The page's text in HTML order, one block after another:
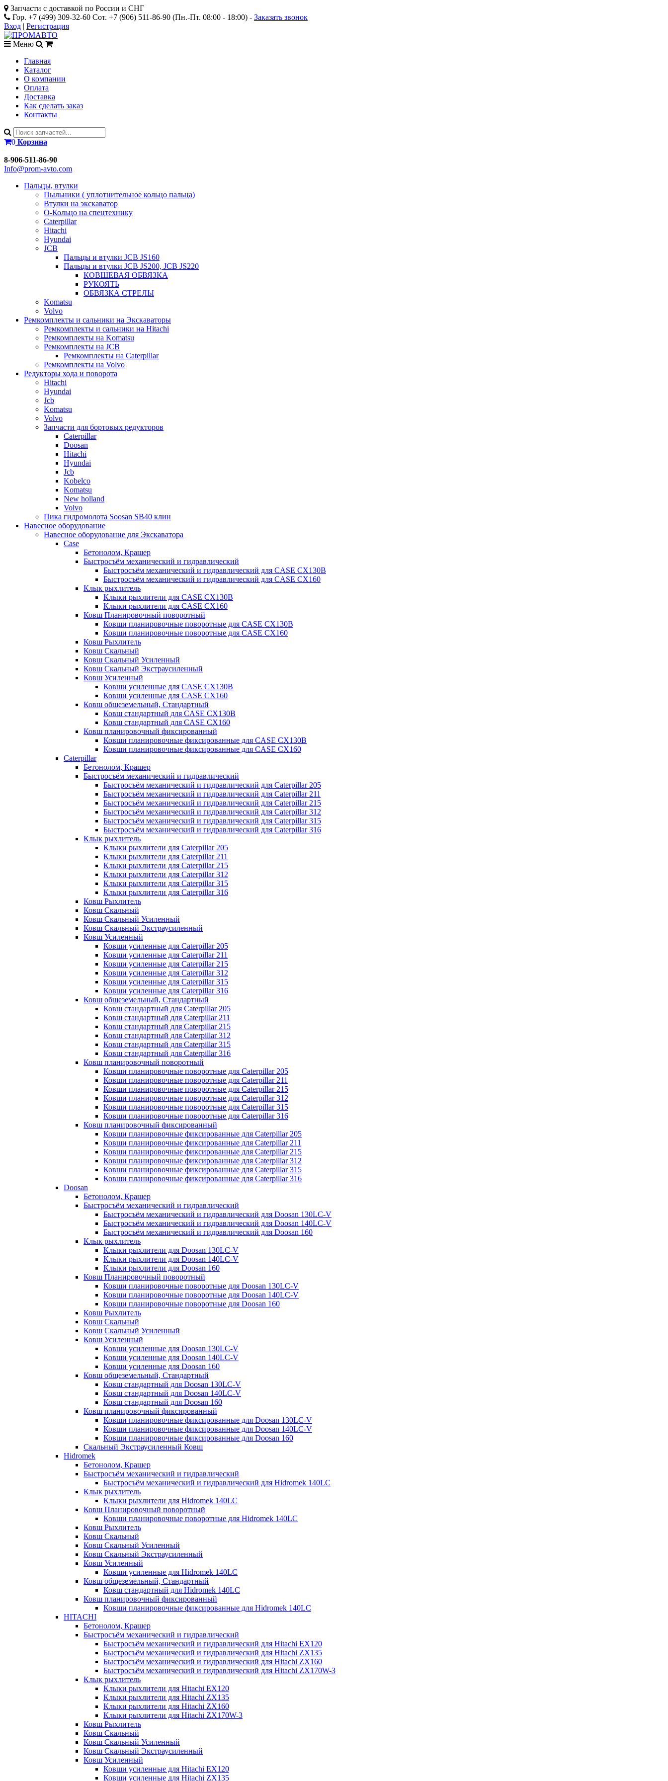
Запчасти с доставкой по России и СНГ
Гор. +7 (499) 309-32-60 Сот. +7 (906) 511-86-90 (Пн.-Пт. 08:00 - 18:00) - Заказать звонок
Вход | Регистрация
Меню
Главная
Каталог
О компании
Оплата
Доставка
Как сделать заказ
Контакты
0 Корзина
8-906-511-86-90
Info@prom-avto.com
Пальцы, втулки
Пыльники ( уплотнительное кольцо пальца)
Втулки на экскаватор
О-Кольцо на спецтехнику
Caterpillar
Hitachi
Hyundai
JCB
Пальцы и втулки JCB JS160
Пальцы и втулки JCB JS200, JCB JS220
КОВШЕВАЯ ОБВЯЗКА
РУКОЯТЬ
ОБВЯЗКА СТРЕЛЫ
Komatsu
Volvo
Ремкомплекты и сальники на Экскаваторы
Ремкомплекты и сальники на Hitachi
Ремкомплекты на Komatsu
Ремкомплекты на JCB
Ремкомплекты на Caterpillar
Ремкомплекты на Volvo
Редукторы хода и поворота
Hitachi
Hyundai
Jcb
Komatsu
Volvo
Запчасти для бортовых редукторов
Caterpillar
Doosan
Hitachi
Hyundai
Jcb
Kobelco
Komatsu
New holland
Volvo
Пика гидромолота Soosan SB40 клин
Навесное оборудование
Навесное оборудование для Экскаватора
Case
Бетонолом, Крашер
Быстросъём механический и гидравлический
Быстросъём механический и гидравлический для CASE CX130B
Быстросъём механический и гидравлический для CASE CX160
Клык рыхлитель
Клыки рыхлители для CASE CX130B
Клыки рыхлители для CASE CX160
Ковш Планировочный поворотный
Ковши планировочные поворотные для CASE CX130B
Ковши планировочные поворотные для CASE CX160
Ковш Рыхлитель
Ковш Скальный
Ковш Скальный Усиленный
Ковш Скальный Экстраусиленный
Ковш Усиленный
Ковши усиленные для CASE CX130B
Ковши усиленные для CASE CX160
Ковш общеземельный, Стандартный
Ковш стандартный для CASE CX130B
Ковш стандартный для CASE CX160
Ковш планировочный фиксированный
Ковши планировочные фиксированные для CASE CX130B
Ковши планировочные фиксированные для CASE CX160
Caterpillar
Бетонолом, Крашер
Быстросъём механический и гидравлический
Быстросъём механический и гидравлический для Caterpillar 205
Быстросъём механический и гидравлический для Caterpillar 211
Быстросъём механический и гидравлический для Caterpillar 215
Быстросъём механический и гидравлический для Caterpillar 312
Быстросъём механический и гидравлический для Caterpillar 315
Быстросъём механический и гидравлический для Caterpillar 316
Клык рыхлитель
Клыки рыхлители для Caterpillar 205
Клыки рыхлители для Caterpillar 211
Клыки рыхлители для Caterpillar 215
Клыки рыхлители для Caterpillar 312
Клыки рыхлители для Caterpillar 315
Клыки рыхлители для Caterpillar 316
Ковш Рыхлитель
Ковш Скальный
Ковш Скальный Усиленный
Ковш Скальный Экстраусиленный
Ковш Усиленный
Ковши усиленные для Caterpillar 205
Ковши усиленные для Caterpillar 211
Ковши усиленные для Caterpillar 215
Ковши усиленные для Caterpillar 312
Ковши усиленные для Caterpillar 315
Ковши усиленные для Caterpillar 316
Ковш общеземельный, Стандартный
Ковш стандартный для Caterpillar 205
Ковш стандартный для Caterpillar 211
Ковш стандартный для Caterpillar 215
Ковш стандартный для Caterpillar 312
Ковш стандартный для Caterpillar 315
Ковш стандартный для Caterpillar 316
Ковш планировочный поворотный
Ковши планировочные поворотные для Caterpillar 205
Ковши планировочные поворотные для Caterpillar 211
Ковши планировочные поворотные для Caterpillar 215
Ковши планировочные поворотные для Caterpillar 312
Ковши планировочные поворотные для Caterpillar 315
Ковши планировочные поворотные для Caterpillar 316
Ковш планировочный фиксированный
Ковши планировочные фиксированные для Caterpillar 205
Ковши планировочные фиксированные для Caterpillar 211
Ковши планировочные фиксированные для Caterpillar 215
Ковши планировочные фиксированные для Caterpillar 312
Ковши планировочные фиксированные для Caterpillar 315
Ковши планировочные фиксированные для Caterpillar 316
Doosan
Бетонолом, Крашер
Быстросъём механический и гидравлический
Быстросъём механический и гидравлический для Doosan 130LC-V
Быстросъём механический и гидравлический для Doosan 140LC-V
Быстросъём механический и гидравлический для Doosan 160
Клык рыхлитель
Клыки рыхлители для Doosan 130LC-V
Клыки рыхлители для Doosan 140LC-V
Клыки рыхлители для Doosan 160
Ковш Планировочный поворотный
Ковши планировочные поворотные для Doosan 130LC-V
Ковши планировочные поворотные для Doosan 140LC-V
Ковши планировочные поворотные для Doosan 160
Ковш Рыхлитель
Ковш Скальный
Ковш Скальный Усиленный
Ковш Усиленный
Ковши усиленные для Doosan 130LC-V
Ковши усиленные для Doosan 140LC-V
Ковши усиленные для Doosan 160
Ковш общеземельный, Стандартный
Ковш стандартный для Doosan 130LC-V
Ковш стандартный для Doosan 140LC-V
Ковш стандартный для Doosan 160
Ковш планировочный фиксированный
Ковши планировочные фиксированные для Doosan 130LC-V
Ковши планировочные фиксированные для Doosan 140LC-V
Ковши планировочные фиксированные для Doosan 160
Скальный Экстраусиленный Ковш
Hidromek
Бетонолом, Крашер
Быстросъём механический и гидравлический
Быстросъём механический и гидравлический для Hidromek 140LC
Клык рыхлитель
Клыки рыхлители для Hidromek 140LC
Ковш Планировочный поворотный
Ковши планировочные поворотные для Hidromek 140LC
Ковш Рыхлитель
Ковш Скальный
Ковш Скальный Усиленный
Ковш Скальный Экстраусиленный
Ковш Усиленный
Ковши усиленные для Hidromek 140LC
Ковш общеземельный, Стандартный
Ковш стандартный для Hidromek 140LC
Ковш планировочный фиксированный
Ковши планировочные фиксированные для Hidromek 140LC
HITACHI
Бетонолом, Крашер
Быстросъём механический и гидравлический
Быстросъём механический и гидравлический для Hitachi EX120
Быстросъём механический и гидравлический для Hitachi ZX135
Быстросъём механический и гидравлический для Hitachi ZX160
Быстросъём механический и гидравлический для Hitachi ZX170W-3
Клык рыхлитель
Клыки рыхлители для Hitachi EX120
Клыки рыхлители для Hitachi ZX135
Клыки рыхлители для Hitachi ZX160
Клыки рыхлители для Hitachi ZX170W-3
Ковш Рыхлитель
Ковш Скальный
Ковш Скальный Усиленный
Ковш Скальный Экстраусиленный
Ковш Усиленный
Ковши усиленные для Hitachi EX120
Ковши усиленные для Hitachi ZX135